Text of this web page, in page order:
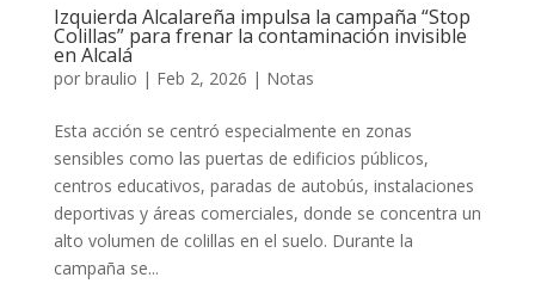
Izquierda Alcalareña impulsa la campaña “Stop
Colillas” para frenar la contaminación invisible
en Alcalá
por braulio | Feb 2, 2026 | Notas
Esta acción se centró especialmente en zonas
sensibles como las puertas de edificios públicos,
centros educativos, paradas de autobús, instalaciones
deportivas y áreas comerciales, donde se concentra un
alto volumen de colillas en el suelo. Durante la
campaña se...